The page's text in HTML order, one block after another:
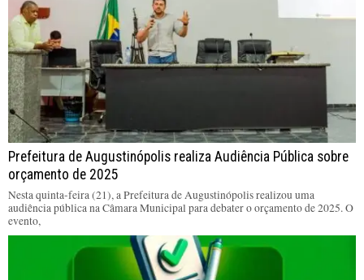
Prefeitura de Augustinópolis realiza Audiência Pública sobre
orçamento de 2025
Nesta quinta-feira (21), a Prefeitura de Augustinópolis realizou uma
audiência pública na Câmara Municipal para debater o orçamento de 2025. O
evento,